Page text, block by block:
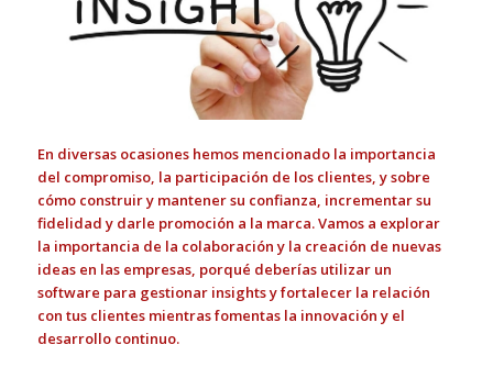
En diversas ocasiones hemos mencionado la importancia
del compromiso, la participación de los clientes, y sobre
cómo construir y mantener su confianza, incrementar su
fidelidad y darle promoción a la marca. Vamos a explorar
la importancia de la colaboración y la creación de nuevas
ideas en las empresas, porqué deberías utilizar un
software para gestionar insights y fortalecer la relación
con tus clientes mientras fomentas la innovación y el
desarrollo continuo.